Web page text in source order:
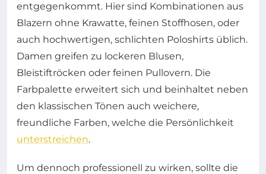
entgegenkommt. Hier sind Kombinationen aus
Blazern ohne Krawatte, feinen Stoffhosen, oder
auch hochwertigen, schlichten Poloshirts üblich.
Damen greifen zu lockeren Blusen,
Bleistiftröcken oder feinen Pullovern. Die
Farbpalette erweitert sich und beinhaltet neben
den klassischen Tönen auch weichere,
freundliche Farben, welche die Persönlichkeit
unterstreichen.
Um dennoch professionell zu wirken, sollte die